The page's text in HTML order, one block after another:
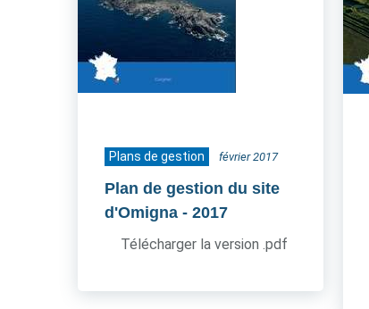
Plans de gestion février 2017
Plan de gestion du site
d'Omigna - 2017
Télécharger la version .pdf